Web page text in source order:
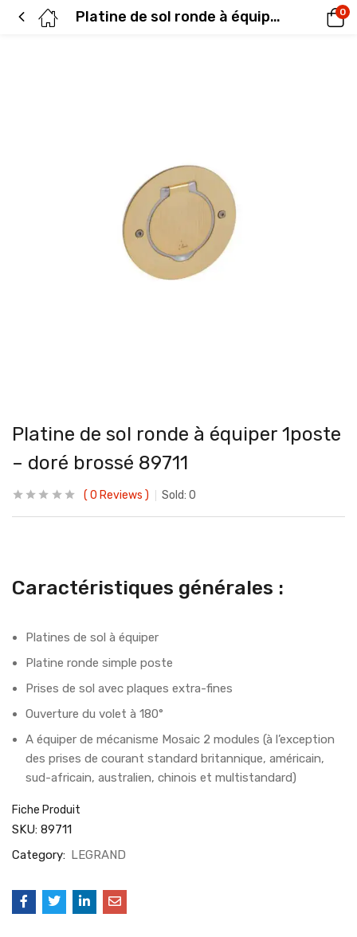
Platine de sol ronde à équiper 1poste – doré brossé 89711 0
Platine de sol ronde à équiper 1poste
– doré brossé 89711
0 Reviews Sold: 0
Caractéristiques générales :
Platines de sol à équiper
Platine ronde simple poste
Prises de sol avec plaques extra-fines
Ouverture du volet à 180°
A équiper de mécanisme Mosaic 2 modules (à l’exception
des prises de courant standard britannique, américain,
sud-africain, australien, chinois et multistandard)
Fiche Produit
SKU: 89711
Category: LEGRAND